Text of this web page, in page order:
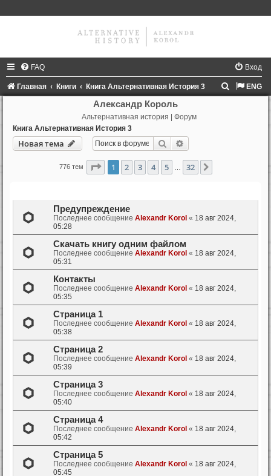
FAQ Вход
Главная Книги Книга Альтернативная История 3 ENG
Александр Король
Альтернативная история | Форум
Книга Альтернативная История 3
Новая тема Поиск
776 тем Страница из 32
1 2 3 4 5 32
Предупреждение
Последнее сообщение Alexandr Korol « 18 авг 2024,
05:28
Скачать книгу одним файлом
Последнее сообщение Alexandr Korol « 18 авг 2024,
05:31
Контакты
Последнее сообщение Alexandr Korol « 18 авг 2024,
05:35
Страница 1
Последнее сообщение Alexandr Korol « 18 авг 2024,
05:38
Страница 2
Последнее сообщение Alexandr Korol « 18 авг 2024,
05:39
Страница 3
Последнее сообщение Alexandr Korol « 18 авг 2024,
05:40
Страница 4
Последнее сообщение Alexandr Korol « 18 авг 2024,
05:42
Страница 5
Последнее сообщение Alexandr Korol « 18 авг 2024,
05:45